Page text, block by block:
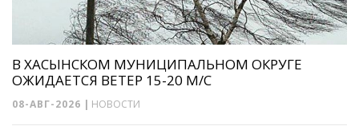
В ХАСЫНСКОМ МУНИЦИПАЛЬНОМ ОКРУГЕ
ОЖИДАЕТСЯ ВЕТЕР 15-20 М/С
08-АВГ-2026 | НОВОСТИ